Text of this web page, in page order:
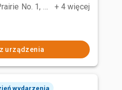
County Of Grande Prairie No. 1, AB
+ 4 więcej
urządzenia
wydarzenia